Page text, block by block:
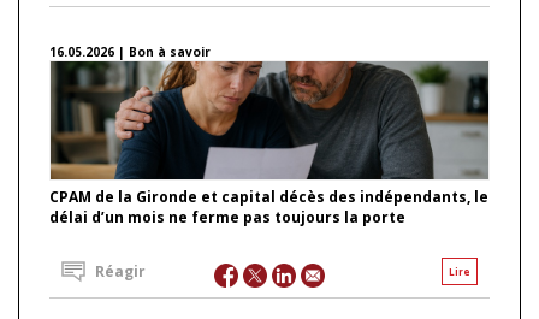
16.05.2026 | Bon à savoir
CPAM de la Gironde et capital décès des indépendants, le
délai d’un mois ne ferme pas toujours la porte
Lire
Réagir